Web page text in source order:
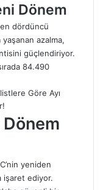
Dönem
dördüncü
yaşanan azalma,
güçlendiriyor.
84.490
Dönem
yeniden
işaret ediyor.